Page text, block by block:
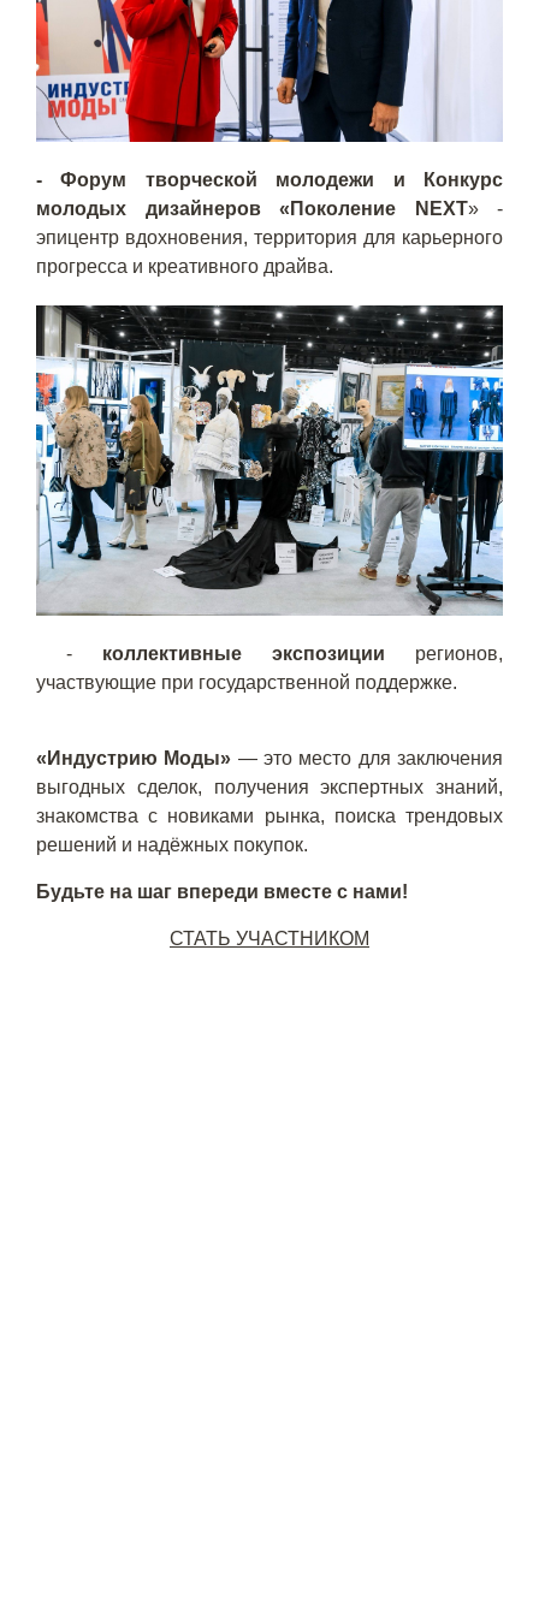
- Форум творческой молодежи и Конкурс
молодых дизайнеров «Поколение NEXT» -
эпицентр вдохновения, территория для карьерного
прогресса и креативного драйва.
- коллективные экспозиции регионов,
участвующие при государственной поддержке.
«Индустрию Моды» — это место для заключения
выгодных сделок, получения экспертных знаний,
знакомства с новиками рынка, поиска трендовых
решений и надёжных покупок.
Будьте на шаг впереди вместе с нами!
СТАТЬ УЧАСТНИКОМ